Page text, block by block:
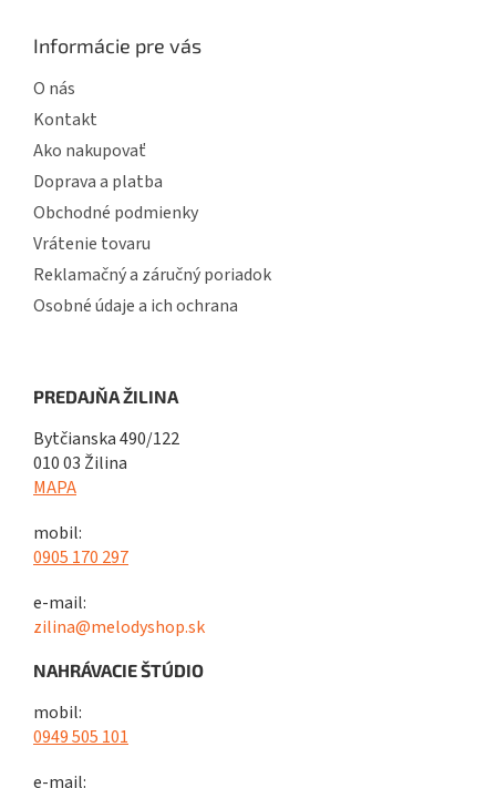
Informácie pre vás
O nás
Kontakt
Ako nakupovať
Doprava a platba
Obchodné podmienky
Vrátenie tovaru
Reklamačný a záručný poriadok
Osobné údaje a ich ochrana
PREDAJŇA ŽILINA
Bytčianska 490/122
010 03 Žilina
MAPA
mobil:
0905 170 297
e-mail:
zilina@melodyshop.sk
NAHRÁVACIE ŠTÚDIO
mobil:
0949 505 101
e-mail: